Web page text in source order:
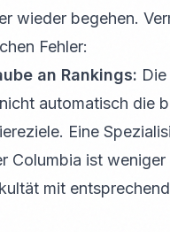
wieder begehen.
Fehler:
an Rankings: Die
automatisch die
Eine
Columbia ist weniger
mit